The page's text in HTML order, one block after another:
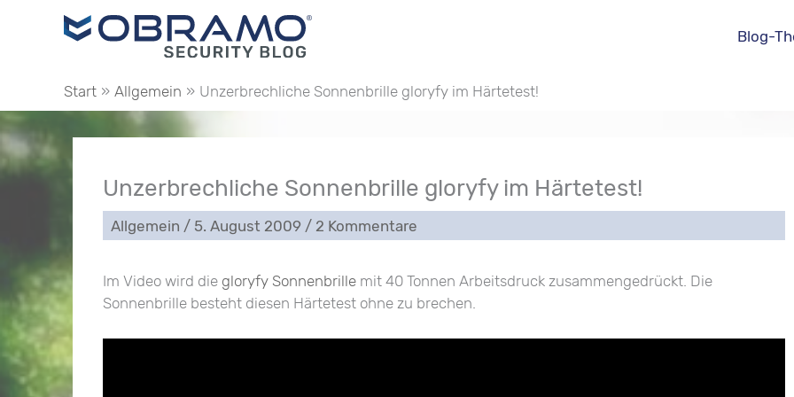
Blog-
Start Allgemein Unzerbrechliche Sonnenbrille gloryfy im Härtetest!
Unzerbrechliche Sonnenbrille gloryfy im Härtetest!
Allgemein / 5. August 2009 / 2 Kommentare
Im Video wird die gloryfy Sonnenbrille mit 40 Tonnen Arbeitsdruck zusammengedrückt. Die
Sonnenbrille besteht diesen Härtetest ohne zu brechen.